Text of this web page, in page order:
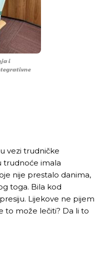
i
vezi trudničke
trudnoće imala
nije prestalo danima,
toga. Bila kod
Lijekove ne pijem
to može lečiti? Da li to